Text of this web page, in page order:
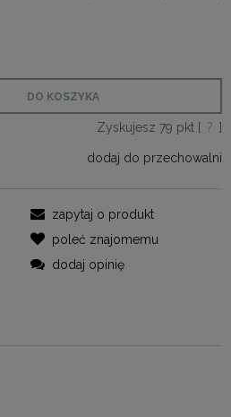
DO KOSZYKA
Zyskujesz 79 pkt [ ? ]
dodaj do przechowalni
zapytaj o produkt
poleć znajomemu
dodaj opinię